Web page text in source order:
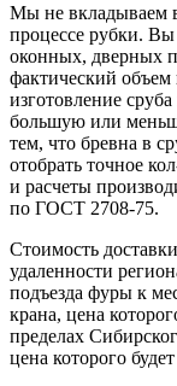
Мы не вкладываем
процессе рубки. Вы
оконных, дверных
фактический объем
изготовление
большую или
тем, что бревна в
отобрать точное
и расчеты
по ГОСТ 2708-75.
Стоимость
удаленности
подъезда фуры к
крана, цена
пределах
цена которого